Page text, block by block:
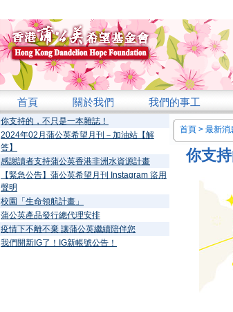
首頁 關於我們 我們的事工
你支持的，不只是一本雜誌！
2024年02月蒲公英希望月刊－加油站【解
答】
感謝讀者支持蒲公英香港非洲水資源計畫
【緊急公告】蒲公英希望月刊 Instagram 盜用
聲明
校園「生命領航計畫」
蒲公英產品發行總代理安排
疫情下不離不棄 讓蒲公英繼續陪伴您
我們開新IG了！IG新帳號公告！
首頁 > 最新消
你支